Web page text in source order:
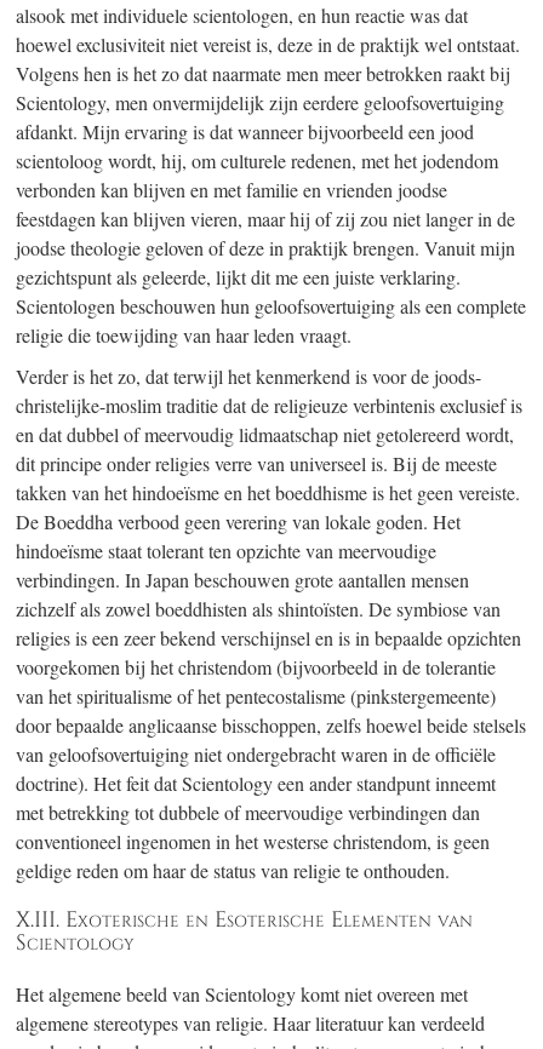
alsook met individuele scientologen, en hun reactie was dat
hoewel exclusiviteit niet vereist is, deze in de praktijk wel ontstaat.
Volgens hen is het zo dat naarmate men meer betrokken raakt bij
Scientology, men onvermijdelijk zijn eerdere geloofsovertuiging
afdankt. Mijn ervaring is dat wanneer bijvoorbeeld een jood
scientoloog wordt, hij, om culturele redenen, met het jodendom
verbonden kan blijven en met familie en vrienden joodse
feestdagen kan blijven vieren, maar hij of zij zou niet langer in de
joodse theologie geloven of deze in praktijk brengen. Vanuit mijn
gezichtspunt als geleerde, lijkt dit me een juiste verklaring.
Scientologen beschouwen hun geloofsovertuiging als een complete
religie die toewijding van haar leden vraagt.
Verder is het zo, dat terwijl het kenmerkend is voor de joods-
christelijke-moslim traditie dat de religieuze verbintenis exclusief is
en dat dubbel of meervoudig lidmaatschap niet getolereerd wordt,
dit principe onder religies verre van universeel is. Bij de meeste
takken van het hindoeïsme en het boeddhisme is het geen vereiste.
De Boeddha verbood geen verering van lokale goden. Het
hindoeïsme staat tolerant ten opzichte van meervoudige
verbindingen. In Japan beschouwen grote aantallen mensen
zichzelf als zowel boeddhisten als shintoïsten. De symbiose van
religies is een zeer bekend verschijnsel en is in bepaalde opzichten
voorgekomen bij het christendom (bijvoorbeeld in de tolerantie
van het spiritualisme of het pentecostalisme (pinkstergemeente)
door bepaalde anglicaanse bisschoppen, zelfs hoewel beide stelsels
van geloofsovertuiging niet ondergebracht waren in de officiële
doctrine). Het feit dat Scientology een ander standpunt inneemt
met betrekking tot dubbele of meervoudige verbindingen dan
conventioneel ingenomen in het westerse christendom, is geen
geldige reden om haar de status van religie te onthouden.
X.III. Exoterische en Esoterische Elementen van
Scientology
Het algemene beeld van Scientology komt niet overeen met
algemene stereotypes van religie. Haar literatuur kan verdeeld